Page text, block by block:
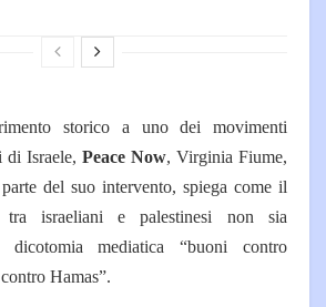
storico a uno dei movimenti
di Israele, Peace Now, Virginia Fiume,
del suo intervento, spiega come il
tra israeliani e palestinesi non sia
dicotomia mediatica “buoni contro
Hamas”.